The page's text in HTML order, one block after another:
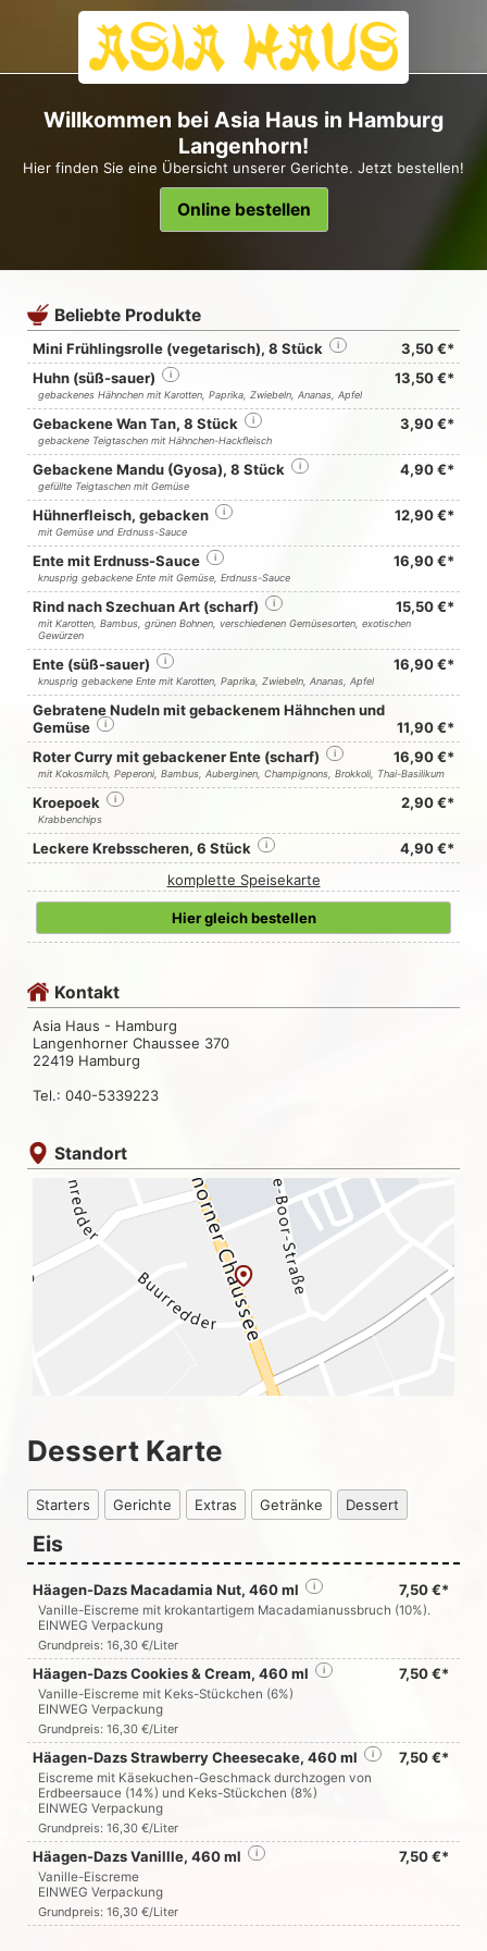
Willkommen bei Asia Haus in Hamburg
Langenhorn!
Hier finden Sie eine Übersicht unserer Gerichte. Jetzt bestellen!
Online bestellen
Beliebte Produkte
Mini Frühlingsrolle (vegetarisch), 8 Stück i
3,50 €*
Huhn (süß-sauer)
i 13,50 €*
gebackenes Hähnchen mit Karotten, Paprika, Zwiebeln, Ananas, Apfel
Gebackene Wan Tan, 8 Stück i 3,90 €*
gebackene Teigtaschen mit Hähnchen-Hackfleisch
Gebackene Mandu (Gyosa), 8 Stück i 4,90 €*
gefüllte Teigtaschen mit Gemüse
Hühnerfleisch, gebacken i 12,90 €*
mit Gemüse und Erdnuss-Sauce
Ente mit Erdnuss-Sauce i 16,90 €*
knusprig gebackene Ente mit Gemüse, Erdnuss-Sauce
Rind nach Szechuan Art (scharf) i 15,50 €*
mit Karotten, Bambus, grünen Bohnen, verschiedenen Gemüsesorten, exotischen
Gewürzen
Ente (süß-sauer) i 16,90 €*
knusprig gebackene Ente mit Karotten, Paprika, Zwiebeln, Ananas, Apfel
Gebratene Nudeln mit gebackenem Hähnchen und
Gemüse
i
11,90 €*
Roter Curry mit gebackener Ente (scharf)
i 16,90 €*
mit Kokosmilch, Peperoni, Bambus, Auberginen, Champignons, Brokkoli, Thai-Basilikum
Kroepoek i 2,90 €*
Krabbenchips
Leckere Krebsscheren, 6 Stück i
4,90 €*
komplette Speisekarte
Hier gleich bestellen
Kontakt
Asia Haus - Hamburg
Langenhorner Chaussee 370
22419 Hamburg
Tel.: 040-5339223
Standort
Dessert Karte
Starters Gerichte Extras Getränke Dessert
Eis
Häagen-Dazs Macadamia Nut, 460 ml 7,50 €*
i
Vanille-Eiscreme mit krokantartigem Macadamianussbruch (10%).
EINWEG Verpackung
Grundpreis: 16,30 €/Liter
Häagen-Dazs Cookies & Cream, 460 ml 7,50 €*
i
Vanille-Eiscreme mit Keks-Stückchen (6%)
EINWEG Verpackung
Grundpreis: 16,30 €/Liter
Häagen-Dazs Strawberry Cheesecake, 460 ml 7,50 €*
i
Eiscreme mit Käsekuchen-Geschmack durchzogen von
Erdbeersauce (14%) und Keks-Stückchen (8%)
EINWEG Verpackung
Grundpreis: 16,30 €/Liter
Häagen-Dazs Vanillle, 460 ml 7,50 €*
i
Vanille-Eiscreme
EINWEG Verpackung
Grundpreis: 16,30 €/Liter